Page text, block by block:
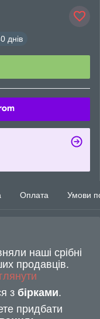
днів
Оплата Умови
наші срібні
продавців.
з бірками.
придбати